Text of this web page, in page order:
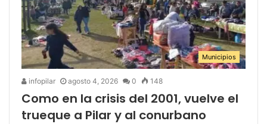
Municipios
infopilar agosto 4, 2026 0 148
Como en la crisis del 2001, vuelve el
trueque a Pilar y al conurbano